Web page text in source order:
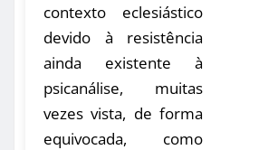
contexto eclesiástico
devido à resistência
ainda existente à
psicanálise, muitas
vezes vista, de forma
equivocada, como